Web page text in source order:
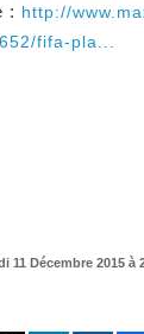
: http://
fifa-pla...
11 Décembre 2015 à